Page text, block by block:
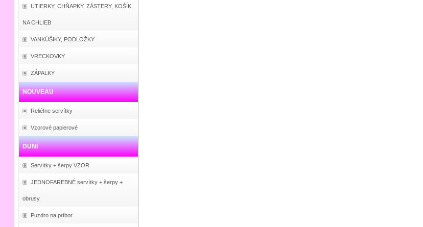
UTIERKY, CHŇAPKY, ZÁSTERY, KOŠÍK
NA CHLIEB
VANKÚŠIKY, PODLOŽKY
VRECKOVKY
ZÁPALKY
NOUVEAU
Reliéfne servítky
Vzorové papierové
DUNI
Servítky + šerpy VZOR
JEDNOFAREBNÉ servítky + šerpy +
obrusy
Puzdro na príbor